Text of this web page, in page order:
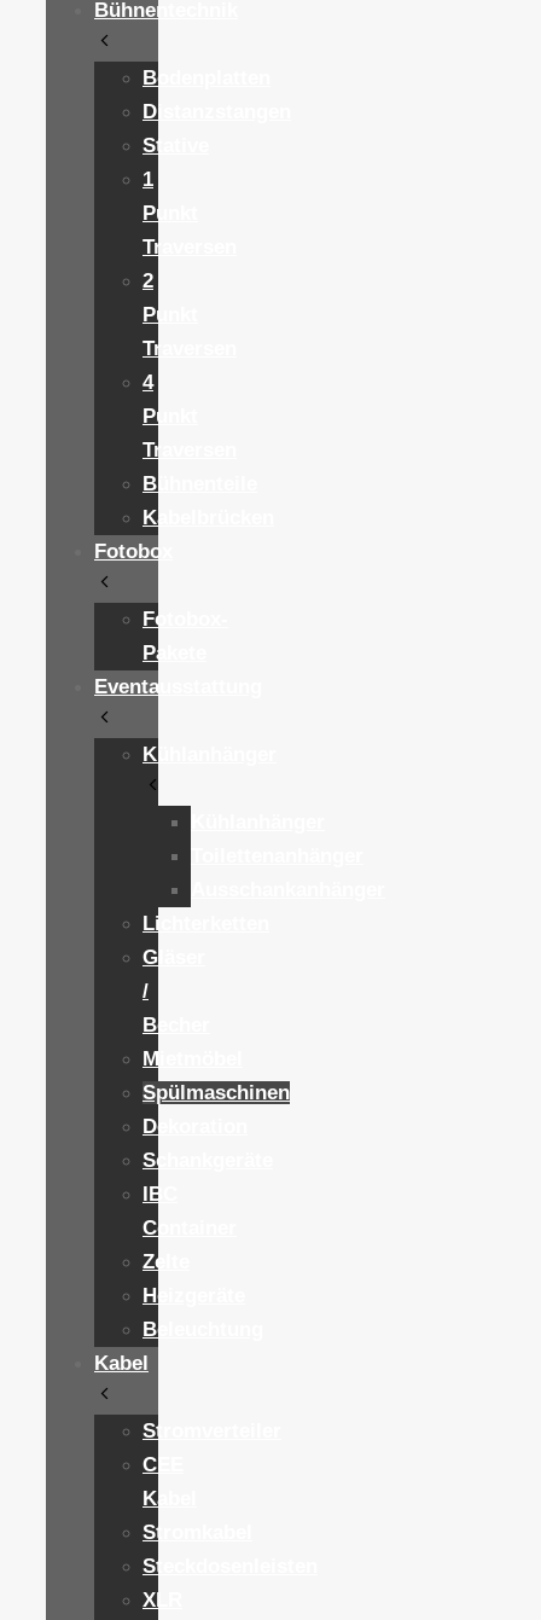
Bühnentechnik
Bodenplatten
Distanzstangen
Stative
1
Punkt
Traversen
2
Punkt
Traversen
4
Punkt
Traversen
Bühnenteile
Kabelbrücken
Fotobox
Fotobox-
Pakete
Eventausstattung
Kühlanhänger
Lichterketten
Gläser
/
Becher
Mietmöbel
Spülmaschinen
Dekoration
Schankgeräte
IBC
Container
Zelte
Heizgeräte
Beleuchtung
Kabel
Stromverteiler
CEE
Kabel
Stromkabel
Steckdosenleisten
XLR